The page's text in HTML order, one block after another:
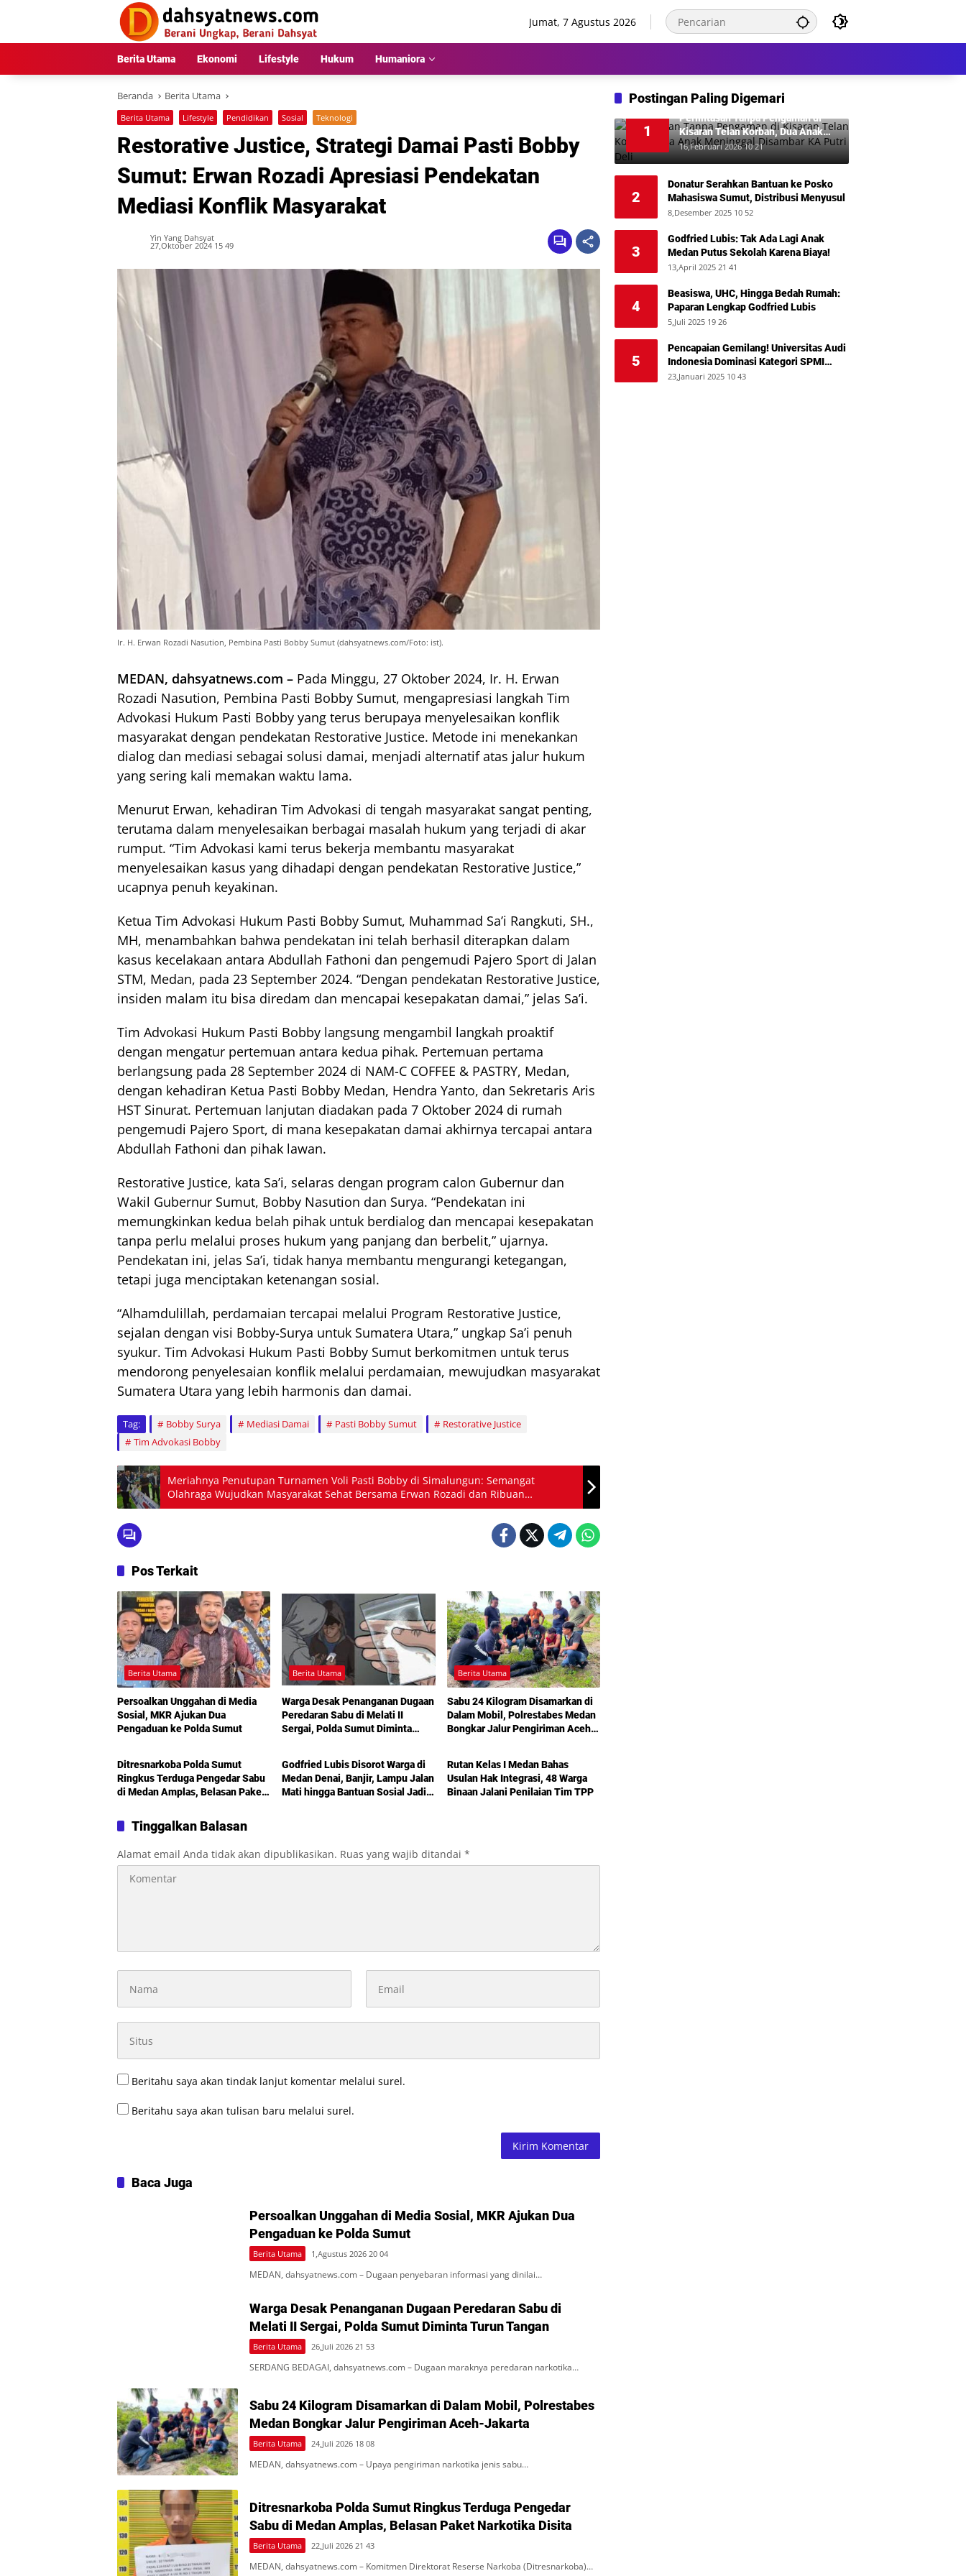
Jumat, 7 Agustus 2026
Berita Utama Ekonomi Lifestyle Hukum Humaniora
Beranda Berita Utama
Berita Utama Lifestyle Pendidikan Sosial Teknologi
Restorative Justice, Strategi Damai Pasti Bobby
Sumut: Erwan Rozadi Apresiasi Pendekatan
Mediasi Konflik Masyarakat
Yin Yang Dahsyat
27,Oktober 2024 15 49
Ir. H. Erwan Rozadi Nasution, Pembina Pasti Bobby Sumut (dahsyatnews.com/Foto: ist).
MEDAN, dahsyatnews.com – Pada Minggu, 27 Oktober 2024, Ir. H. Erwan
Rozadi Nasution, Pembina Pasti Bobby Sumut, mengapresiasi langkah Tim
Advokasi Hukum Pasti Bobby yang terus berupaya menyelesaikan konflik
masyarakat dengan pendekatan Restorative Justice. Metode ini menekankan
dialog dan mediasi sebagai solusi damai, menjadi alternatif atas jalur hukum
yang sering kali memakan waktu lama.
Menurut Erwan, kehadiran Tim Advokasi di tengah masyarakat sangat penting,
terutama dalam menyelesaikan berbagai masalah hukum yang terjadi di akar
rumput. “Tim Advokasi kami terus bekerja membantu masyarakat
menyelesaikan kasus yang dihadapi dengan pendekatan Restorative Justice,”
ucapnya penuh keyakinan.
Ketua Tim Advokasi Hukum Pasti Bobby Sumut, Muhammad Sa’i Rangkuti, SH.,
MH, menambahkan bahwa pendekatan ini telah berhasil diterapkan dalam
kasus kecelakaan antara Abdullah Fathoni dan pengemudi Pajero Sport di Jalan
STM, Medan, pada 23 September 2024. “Dengan pendekatan Restorative Justice,
insiden malam itu bisa diredam dan mencapai kesepakatan damai,” jelas Sa’i.
Tim Advokasi Hukum Pasti Bobby langsung mengambil langkah proaktif
dengan mengatur pertemuan antara kedua pihak. Pertemuan pertama
berlangsung pada 28 September 2024 di NAM-C COFFEE & PASTRY, Medan,
dengan kehadiran Ketua Pasti Bobby Medan, Hendra Yanto, dan Sekretaris Aris
HST Sinurat. Pertemuan lanjutan diadakan pada 7 Oktober 2024 di rumah
pengemudi Pajero Sport, di mana kesepakatan damai akhirnya tercapai antara
Abdullah Fathoni dan pihak lawan.
Restorative Justice, kata Sa’i, selaras dengan program calon Gubernur dan
Wakil Gubernur Sumut, Bobby Nasution dan Surya. “Pendekatan ini
memungkinkan kedua belah pihak untuk berdialog dan mencapai kesepakatan
tanpa perlu melalui proses hukum yang panjang dan berbelit,” ujarnya.
Pendekatan ini, jelas Sa’i, tidak hanya membantu mengurangi ketegangan,
tetapi juga menciptakan ketenangan sosial.
“Alhamdulillah, perdamaian tercapai melalui Program Restorative Justice,
sejalan dengan visi Bobby-Surya untuk Sumatera Utara,” ungkap Sa’i penuh
syukur. Tim Advokasi Hukum Pasti Bobby Sumut berkomitmen untuk terus
mendorong penyelesaian konflik melalui perdamaian, mewujudkan masyarakat
Sumatera Utara yang lebih harmonis dan damai.
Tag: Bobby Surya Mediasi Damai Pasti Bobby Sumut
Restorative Justice
Tim Advokasi Bobby
Meriahnya Penutupan Turnamen Voli Pasti Bobby di Simalungun: Semangat
Olahraga Wujudkan Masyarakat Sehat Bersama Erwan Rozadi dan Ribuan
Penonton!
Pos Terkait
Berita Utama
Persoalkan Unggahan di Media
Sosial, MKR Ajukan Dua
Pengaduan ke Polda Sumut
Berita Utama
Warga Desak Penanganan Dugaan
Peredaran Sabu di Melati II
Sergai, Polda Sumut Diminta
Berita Utama
Sabu 24 Kilogram Disamarkan di
Dalam Mobil, Polrestabes Medan
Bongkar Jalur Pengiriman Aceh-
Berita Utama
Ditresnarkoba Polda Sumut
Ringkus Terduga Pengedar Sabu
di Medan Amplas, Belasan Paket
Berita Utama
Godfried Lubis Disorot Warga di
Medan Denai, Banjir, Lampu Jalan
Mati hingga Bantuan Sosial Jadi
Berita Utama
Rutan Kelas I Medan Bahas
Usulan Hak Integrasi, 48 Warga
Binaan Jalani Penilaian Tim TPP
Tinggalkan Balasan
Alamat email Anda tidak akan dipublikasikan. Ruas yang wajib ditandai *
Beritahu saya akan tindak lanjut komentar melalui surel.
Beritahu saya akan tulisan baru melalui surel.
Baca Juga
Persoalkan Unggahan di Media Sosial, MKR Ajukan Dua
Pengaduan ke Polda Sumut
Berita Utama 1,Agustus 2026 20 04
MEDAN, dahsyatnews.com – Dugaan penyebaran informasi yang dinilai…
Warga Desak Penanganan Dugaan Peredaran Sabu di
Melati II Sergai, Polda Sumut Diminta Turun Tangan
Berita Utama 26,Juli 2026 21 53
SERDANG BEDAGAI, dahsyatnews.com – Dugaan maraknya peredaran narkotika…
Sabu 24 Kilogram Disamarkan di Dalam Mobil, Polrestabes
Medan Bongkar Jalur Pengiriman Aceh-Jakarta
Berita Utama 24,Juli 2026 18 08
MEDAN, dahsyatnews.com – Upaya pengiriman narkotika jenis sabu…
Ditresnarkoba Polda Sumut Ringkus Terduga Pengedar
Sabu di Medan Amplas, Belasan Paket Narkotika Disita
Berita Utama 22,Juli 2026 21 43
MEDAN, dahsyatnews.com – Komitmen Direktorat Reserse Narkoba (Ditresnarkoba)…
Postingan Paling Digemari
1
Perlintasan Tanpa Pengaman di
Kisaran Telan Korban, Dua Anak
Meninggal Disambar KA Putri Deli
16,Februari 2026 10 21
2
Donatur Serahkan Bantuan ke Posko
Mahasiswa Sumut, Distribusi Menyusul
8,Desember 2025 10 52
3
Godfried Lubis: Tak Ada Lagi Anak
Medan Putus Sekolah Karena Biaya!
13,April 2025 21 41
4
Beasiswa, UHC, Hingga Bedah Rumah:
Paparan Lengkap Godfried Lubis
5,Juli 2025 19 26
5
Pencapaian Gemilang! Universitas Audi
Indonesia Dominasi Kategori SPMI
Terbaik 2024
23,Januari 2025 10 43